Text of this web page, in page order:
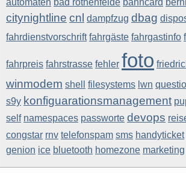
automaten bad rothenfelde bahncard
citynightline cnl dampfzug dbag
fahrdienstvorschrift fahrgäste fahrgastinfo
fahrpreis fahrstrasse fehler foto
winmodem shell filesystems lwn
s9y konfiguarationsmanagement
self namespaces passworte devops
congstar rnv telefonspam sms handyticket
genion ice bluetooth homezone marketing